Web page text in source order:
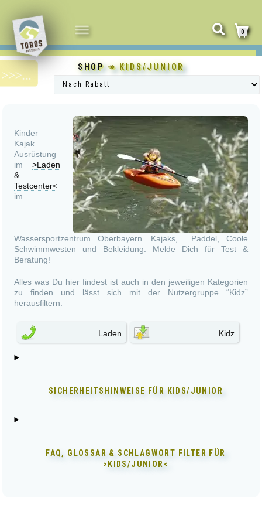
NAVIGATION
UMSCHALTEN
0
SHOP↠ KIDS/JUNIOR
Kinder
Kajak
Ausrüstung
im >Laden
&
Testcenter<
im
Wassersportzentrum Oberbayern. Kajaks, Paddel, Coole
Schwimmwesten und Bekleidung. Melde Dich für Test &
Beratung!
Alles was Du hier findest ist auch in den jeweiligen Kategorien
zu finden und lässt sich mit der Nutzergruppe “Kidz”
herausfiltern.
Laden Kidz
SICHERHEITSHINWEISE FÜR KIDS/JUNIOR
FAQ, GLOSSAR & SCHLAGWORT FILTER FÜR
>KIDS/JUNIOR<